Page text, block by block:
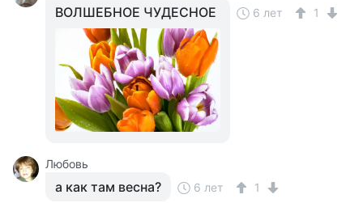
ВОЛШЕБНОЕ ЧУДЕСНОЕ 6 лет 1
Любовь
а как там весна? 6 лет 1